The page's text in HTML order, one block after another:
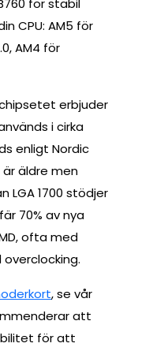
för stabil
CPU: AM5 för
AM4 för
erbjuder
i cirka
enligt Nordic
är äldre men
LGA 1700 stödjer
70% av nya
ofta med
overclocking.
, se vår
att
för att